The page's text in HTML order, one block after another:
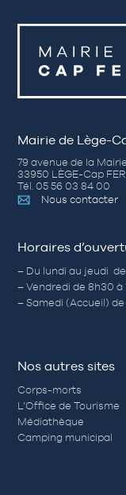
Mairie de Lège-
79 avenue de la Mairie
33950 LÈGE-Cap
Tél. 05 56 03 84 00
Nous contacter
Horaires
– Du lundi au jeudi
– Vendredi de 8h30 à
– Samedi (Accueil) de
Nos autres sites
Corps-morts
L’Office de Tourisme
Médiathèque
Camping municipal